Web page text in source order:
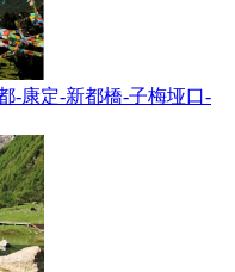
-康定-新都橋-子梅垭口-